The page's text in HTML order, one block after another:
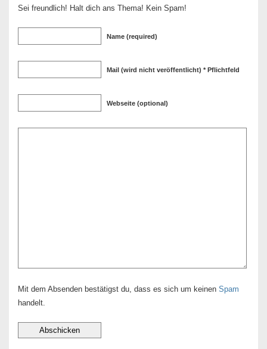
Sei freundlich! Halt dich ans Thema! Kein Spam!
Name (required)
Mail (wird nicht veröffentlicht) * Pflichtfeld
Webseite (optional)
Mit dem Absenden bestätigst du, dass es sich um keinen Spam
handelt.